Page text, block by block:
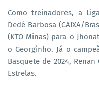
Como treinadores, a
Dedé Barbosa (CAIXA/
(KTO Minas) para o
o Georginho. Já o
Basquete de 2024,
Estrelas.